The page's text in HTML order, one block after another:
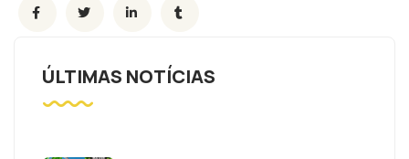
ÚLTIMAS NOTÍCIAS